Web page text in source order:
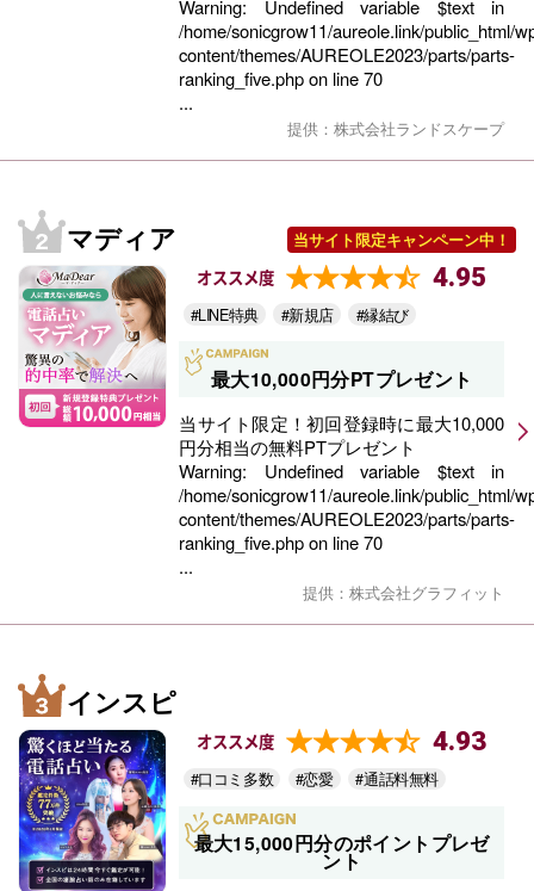
Warning: Undefined variable $text in
/home/sonicgrow11/aureole.link/public_html/
content/themes/AUREOLE2023/parts/parts-
ranking_five.phpon line70
...
提供：株式会社ランドスケープ
マディア 当サイト限定キャンペーン中！
オススメ度 4.95
#LINE特典 #新規店 #縁結び
最大10,000円分PTプレゼント
当サイト限定！初回登録時に最大10,000
円分相当の無料PTプレゼント
Warning: Undefined variable $text in
/home/sonicgrow11/aureole.link/public_html/
content/themes/AUREOLE2023/parts/parts-
ranking_five.phpon line70
...
提供：株式会社グラフィット
インスピ
オススメ度 4.93
#口コミ多数 #恋愛 #通話料無料
最大15,000円分のポイントプレゼ
ント